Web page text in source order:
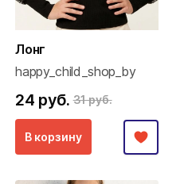
Лонг
happy_child_shop_by
24 руб. 31 руб.
В корзину